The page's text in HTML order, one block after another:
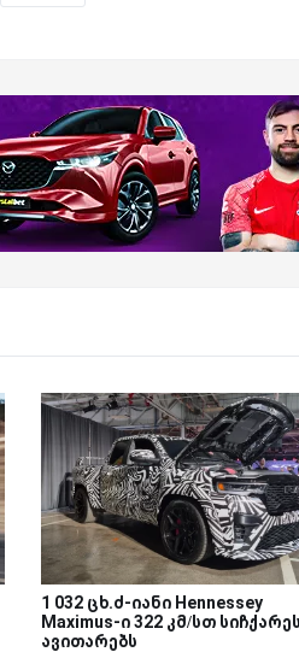
1 032 ცხ.ძ-იანი Hennessey
Maximus-ი 322 კმ/სთ
ავითარებს